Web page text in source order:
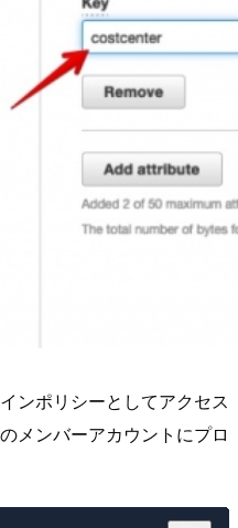
ンポリシーとしてアクセス
メンバーアカウントにプロ